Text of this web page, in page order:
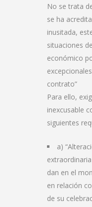
No se trata
se ha
inusitada,
situaciones
económico
contrato”
Para ello,
inexcusable
siguientes
a)
dan en el
en relación
de su